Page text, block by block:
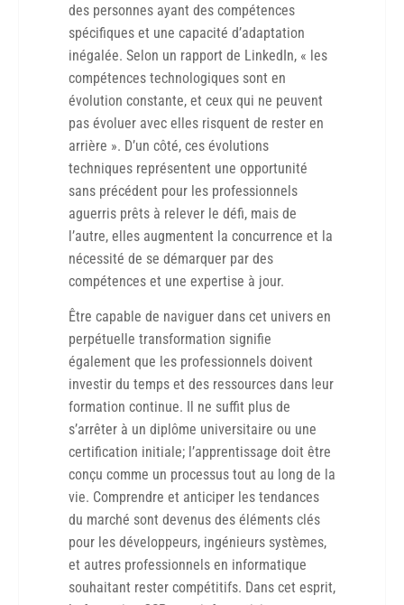
des personnes ayant des compétences
spécifiques et une capacité d’adaptation
inégalée. Selon un rapport de LinkedIn, « les
compétences technologiques sont en
évolution constante, et ceux qui ne peuvent
pas évoluer avec elles risquent de rester en
arrière ». D’un côté, ces évolutions
techniques représentent une opportunité
sans précédent pour les professionnels
aguerris prêts à relever le défi, mais de
l’autre, elles augmentent la concurrence et la
nécessité de se démarquer par des
compétences et une expertise à jour.
Être capable de naviguer dans cet univers en
perpétuelle transformation signifie
également que les professionnels doivent
investir du temps et des ressources dans leur
formation continue. Il ne suffit plus de
s’arrêter à un diplôme universitaire ou une
certification initiale; l’apprentissage doit être
conçu comme un processus tout au long de la
vie. Comprendre et anticiper les tendances
du marché sont devenus des éléments clés
pour les développeurs, ingénieurs systèmes,
et autres professionnels en informatique
souhaitant rester compétitifs. Dans cet esprit,